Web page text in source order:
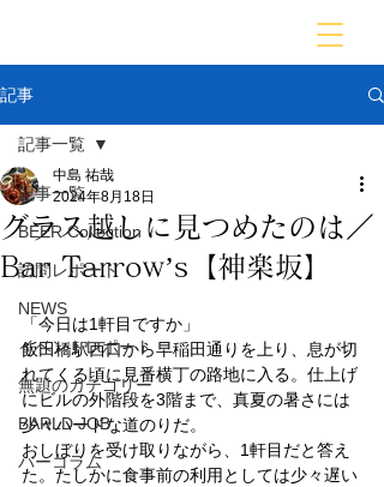
記事
記事一覧
BEER Collection
訪問レポート
NEWS
イベントレポート
無題のカテゴリー
BARLD JOB
バーコラム
記事一覧
グラス越しに見つめたのは／
Bar Tarrow’s【神楽坂】
中島 祐哉
2024年8月18日
「今日は1軒目ですか」
飯田橋駅西口から早稲田通りを上り、息が切
れてくる頃に見番横丁の路地に入る。仕上げ
にビルの外階段を3階まで、真夏の暑さには
少々ハードな道のりだ。
おしぼりを受け取りながら、1軒目だと答え
た。たしかに食事前の利用としては少々遅い